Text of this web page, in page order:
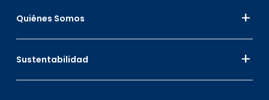
Quiénes Somos
Sustentabilidad